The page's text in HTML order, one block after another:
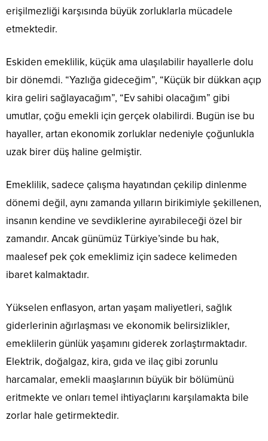
erişilmezliği karşısında büyük zorluklarla mücadele
etmektedir.
Eskiden emeklilik, küçük ama ulaşılabilir hayallerle dolu
bir dönemdi. “Yazlığa gideceğim”, “Küçük bir dükkan açıp
kira geliri sağlayacağım”, “Ev sahibi olacağım” gibi
umutlar, çoğu emekli için gerçek olabilirdi. Bugün ise bu
hayaller, artan ekonomik zorluklar nedeniyle çoğunlukla
uzak birer düş haline gelmiştir.
Emeklilik, sadece çalışma hayatından çekilip dinlenme
dönemi değil, aynı zamanda yılların birikimiyle şekillenen,
insanın kendine ve sevdiklerine ayırabileceği özel bir
zamandır. Ancak günümüz Türkiye’sinde bu hak,
maalesef pek çok emeklimiz için sadece kelimeden
ibaret kalmaktadır.
Yükselen enflasyon, artan yaşam maliyetleri, sağlık
giderlerinin ağırlaşması ve ekonomik belirsizlikler,
emeklilerin günlük yaşamını giderek zorlaştırmaktadır.
Elektrik, doğalgaz, kira, gıda ve ilaç gibi zorunlu
harcamalar, emekli maaşlarının büyük bir bölümünü
eritmekte ve onları temel ihtiyaçlarını karşılamakta bile
zorlar hale getirmektedir.